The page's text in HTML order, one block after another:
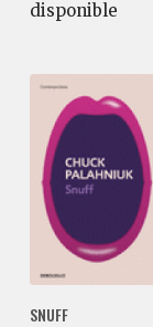
disponible
SNUFF